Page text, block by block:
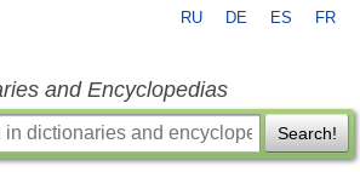
RU DE ES FR
and Encyclopedias
Search!